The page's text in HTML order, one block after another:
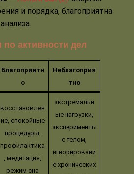
и порядка, благоприятна
активности дел
Благоприятн
о
Неблагоприя
тно
восстановлен
ие, спокойные
процедуры,
профилактика
, медитация,
режим сна
экстремальн
ые нагрузки,
эксперименты
с телом,
игнорировани
е хронических